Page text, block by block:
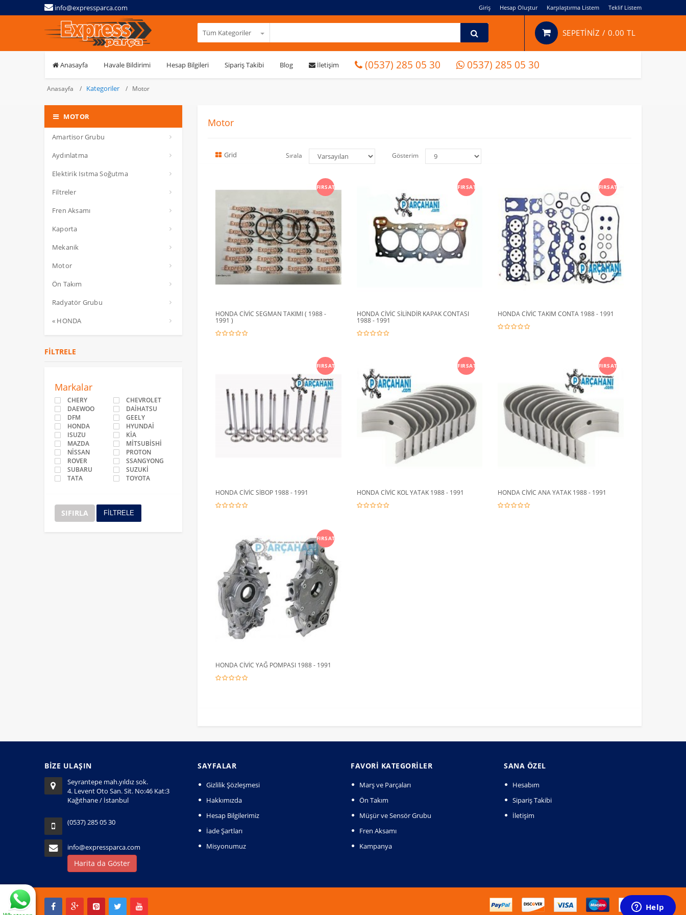
info@expressparca.com Giriş Hesap Oluştur Karşılaştırma Listem Teklif Listem
Tüm Kategoriler SEPETİNİZ / 0.00 TL
Anasayfa Havale Bildirimi Hesap Bilgileri Sipariş Takibi Blog İletişim (0537) 285 05 30 0537) 285 05 30
Anasayfa Kategoriler Motor
MOTOR
Amartisor Grubu
Aydınlatma
Elektirik Isıtma Soğutma
Filtreler
Fren Aksamı
Kaporta
Mekanik
Motor
Ön Takım
Radyatör Grubu
« HONDA
FILTRELE
Markalar
CHERY
CHEVROLET
DAEWOO
DAİHATSU
DFM
GEELY
HONDA
HYUNDAİ
ISUZU
KİA
MAZDA
MİTSUBİSHİ
NİSSAN
PROTON
ROVER
SSANGYONG
SUBARU
SUZUKİ
TATA
TOYOTA
SIFIRLA FİLTRELE
Motor
Grid Sırala Gösterim
FIRSAT
HONDA CİVİC SEGMAN TAKIMI ( 1988 -
1991 )
FIRSAT
HONDA CİVİC SİLİNDİR KAPAK CONTASI
1988 - 1991
FIRSAT
HONDA CİVİC TAKIM CONTA 1988 - 1991
FIRSAT
HONDA CİVİC SİBOP 1988 - 1991
FIRSAT
HONDA CİVİC KOL YATAK 1988 - 1991
FIRSAT
HONDA CİVİC ANA YATAK 1988 - 1991
FIRSAT
HONDA CİVİC YAĞ POMPASI 1988 - 1991
BİZE ULAŞIN
Seyrantepe mah.yıldız sok.
4. Levent Oto San. Sit. No:46 Kat:3
Kağıthane / İstanbul
(0537) 285 05 30
info@expressparca.com
Harita da Göster
SAYFALAR
Gizlilik Şözleşmesi
Hakkımızda
Hesap Bilgilerimiz
İade Şartları
Misyonumuz
FAVORI KATEGORILER
Marş ve Parçaları
Ön Takım
Müşür ve Sensör Grubu
Fren Aksamı
Kampanya
SANA ÖZEL
Hesabım
Sipariş Takibi
İletişim